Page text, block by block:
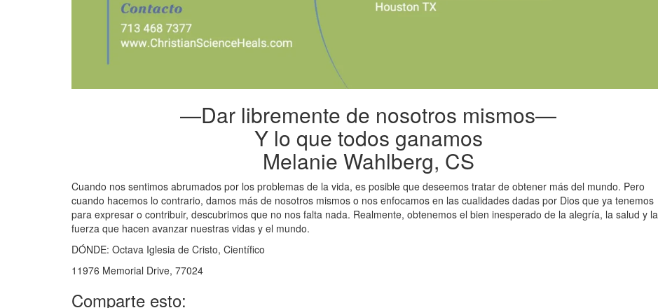
—Dar libremente de nosotros mismos—
Y lo que todos ganamos
Melanie Wahlberg, CS
Cuando nos sentimos abrumados por los problemas de la vida, es posible que deseemos tratar de obtener más del mundo. Pero
cuando hacemos lo contrario, damos más de nosotros mismos o nos enfocamos en las cualidades dadas por Dios que ya tenemos
para expresar o contribuir, descubrimos que no nos falta nada. Realmente, obtenemos el bien inesperado de la alegría, la salud y la
fuerza que hacen avanzar nuestras vidas y el mundo.
DÓNDE: Octava Iglesia de Cristo, Científico
11976 Memorial Drive, 77024
Comparte esto: